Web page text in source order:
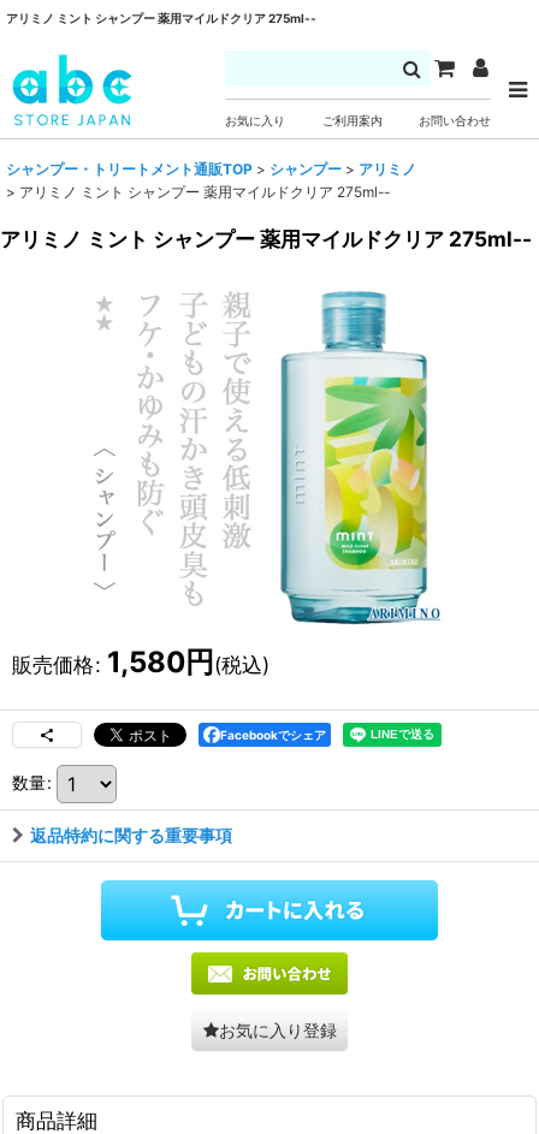
アリミノ ミント シャンプー 薬用マイルドクリア 275ml--
お気に入り ご利用案内 お問い合わせ
シャンプー・トリートメント通販TOP > シャンプー > アリミノ
> アリミノ ミント シャンプー 薬用マイルドクリア 275ml--
アリミノ ミント シャンプー 薬用マイルドクリア 275ml--
販売価格: 1,580円 (税込)
Facebookでシェア
数量:
返品特約に関する重要事項
お気に入り登録
商品詳細